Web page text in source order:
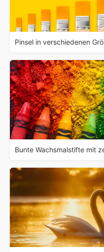
Pinsel in verschiedenen
Bunte Wachsmalstifte mit